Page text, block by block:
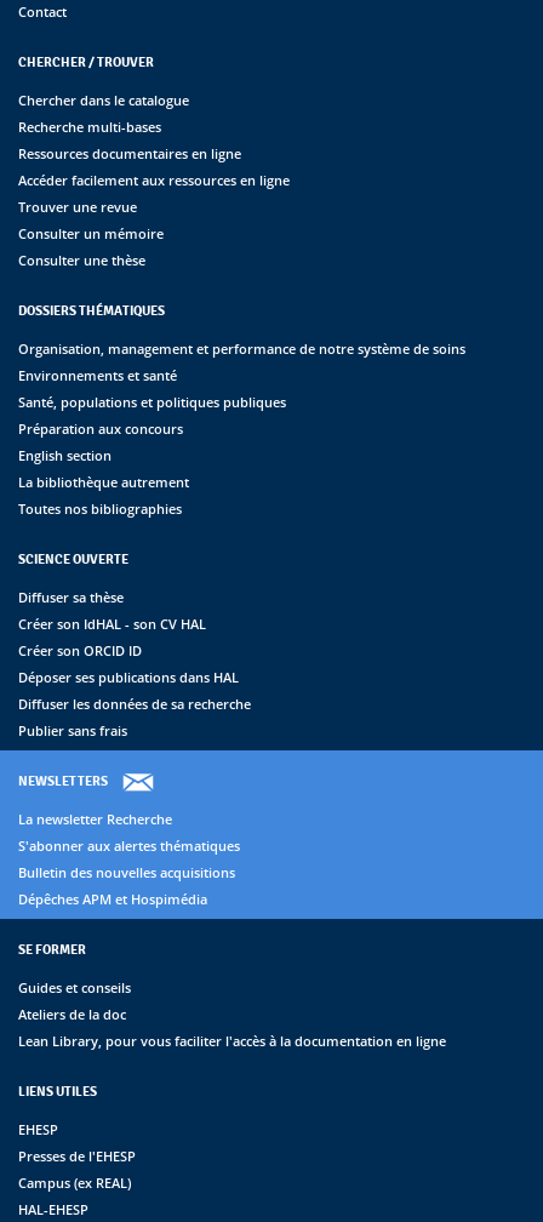
Contact
CHERCHER / TROUVER
Chercher dans le catalogue
Recherche multi-bases
Ressources documentaires en ligne
Accéder facilement aux ressources en ligne
Trouver une revue
Consulter un mémoire
Consulter une thèse
DOSSIERS THÉMATIQUES
Organisation, management et performance de notre système de soins
Environnements et santé
Santé, populations et politiques publiques
Préparation aux concours
English section
La bibliothèque autrement
Toutes nos bibliographies
SCIENCE OUVERTE
Diffuser sa thèse
Créer son IdHAL - son CV HAL
Créer son ORCID ID
Déposer ses publications dans HAL
Diffuser les données de sa recherche
Publier sans frais
NEWSLETTERS
La newsletter Recherche
S'abonner aux alertes thématiques
Bulletin des nouvelles acquisitions
Dépêches APM et Hospimédia
SE FORMER
Guides et conseils
Ateliers de la doc
Lean Library, pour vous faciliter l'accès à la documentation en ligne
LIENS UTILES
EHESP
Presses de l'EHESP
Campus (ex REAL)
HAL-EHESP